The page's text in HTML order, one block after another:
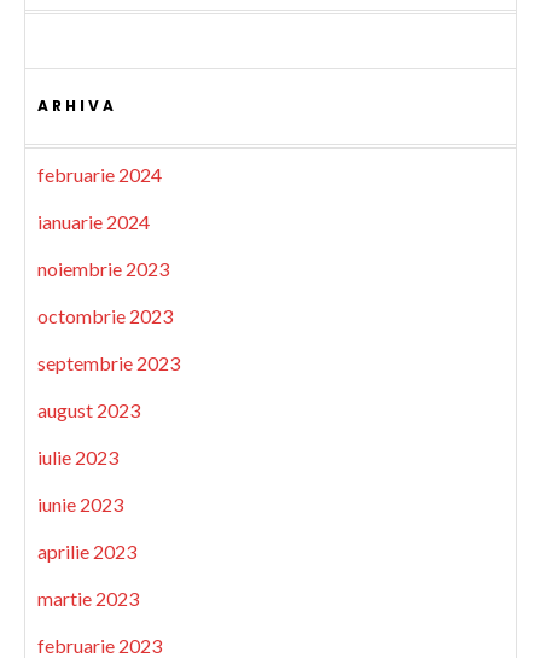
ARHIVA
februarie 2024
ianuarie 2024
noiembrie 2023
octombrie 2023
septembrie 2023
august 2023
iulie 2023
iunie 2023
aprilie 2023
martie 2023
februarie 2023